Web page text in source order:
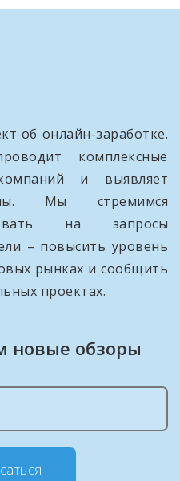
об онлайн-заработке.
комплексные
и выявляет
Мы стремимся
на запросы
– повысить уровень
рынках и сообщить
проектах.
новые обзоры